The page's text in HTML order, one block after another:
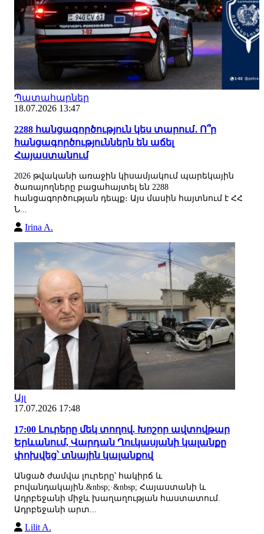
Պատահարներ
18.07.2026 13:47
2288 հանցագործություն կես տարում․ Ո՞ր
հանցագործություններն են աճել
Հայաստանում
2026 թվականի առաջին կիսամյակում պարեկային
ծառայողները բացահայտել են 2288
հանցագործության դեպք։ Այս մասին հայտնում է ՀՀ
Ն...
Irina A.
Այլ
17.07.2026 17:48
17:00 Լուրերը մեկ տողով. Խոշոր ավտովթար
Երևանում, Վարդան Ղուկասյանի կալանքը
փոխվեց՝ տնային կալանքով
Անցած ժամվա լուրերը՝ հակիրճ և
բովանդակային.&nbsp;·&nbsp; Հայաստանի և
Ադրբեջանի միջև խաղաղության հաստատում.
Ադրբեջանի արտ...
Lilit A.